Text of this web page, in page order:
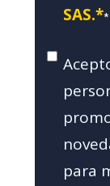
SAS.**
para